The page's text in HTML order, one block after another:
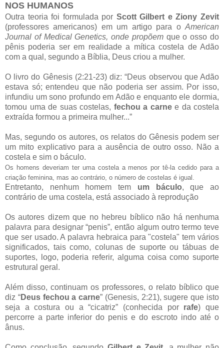
NOS HUMANOS
Outra teoria foi formulada por Scott Gilbert e Ziony Zevit
(professores americanos) em um artigo para o American
Journal of Medical Genetics, onde propõemque o osso do
pênis poderia ser em realidade a mítica costela de Adão
com a qual, segundo a Bíblia, Deus criou a mulher.
O livro do Gênesis (2:21-23) diz: “Deus observou que Adão
estava só; entendeu que não poderia ser assim. Por isso,
infundiu um sono profundo em Adão e enquanto ele dormia,
tomou uma de suas costelas, fechou a carnee da costela
extraída formou a primeira mulher...”
Mas, segundo os autores, os relatos do Gênesis podem ser
um mito explicativo para a ausência de outro osso. Não a
costela e sim o báculo.
Os homens deveriam ter uma costela a menos por tê-la cedido para a
criação feminina, mas ao contrário, o número de costelas é igual.
Entretanto, nenhum homem tem um báculo, que ao
contrário de uma costela, está associado à reprodução
Os autores dizem que no hebreu bíblico não há nenhuma
palavra para designar “penis”, então algum outro termo teve
que ser usado. A palavra hebraica para "costela" tem vários
significados, tais como, colunas de suporte ou tábuas de
suportes, logo, poderia referir, alguma coisa como suporte
estrutural geral.
Além disso, continuam os professores, o relato bíblico que
diz “Deus fechou a carne” (Genesis, 2:21), sugere que isto
seja a costura ou a “cicatriz” (conhecida por rafe) que
percorre a parte inferior do penis e do escroto indo até o
ânus.